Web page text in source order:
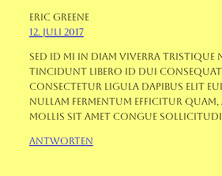
Eric Greene
12. Juli 2017
Sed id mi in diam viverra tristique
tincidunt libero id dui consequat
consectetur ligula dapibus elit
Nullam fermentum efficitur quam,
mollis sit amet congue
Antworten